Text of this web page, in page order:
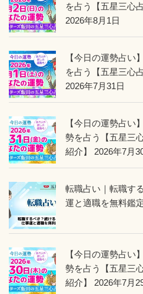
を占う【五星三心
2026年8月1日
【今日の運勢占い
を占う【五星三心
2026年7月31日
【今日の運勢占い
勢を占う【五星三
紹介】
2026年7月
転職占い｜転職す
運と適職を無料鑑
【今日の運勢占い
勢を占う【五星三
紹介】
2026年7月